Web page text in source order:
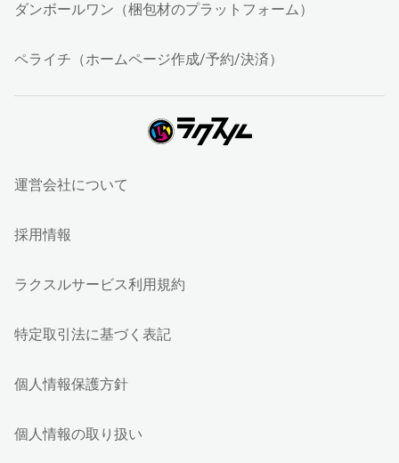
ダンボールワン（梱包材のプラットフォーム）
ペライチ（ホームページ作成/予約/決済）
運営会社について
採用情報
ラクスルサービス利用規約
特定取引法に基づく表記
個人情報保護方針
個人情報の取り扱い